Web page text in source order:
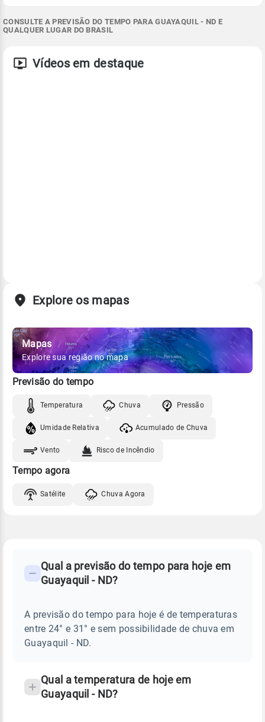
CONSULTE A PREVISÃO DO TEMPO PARA GUAYAQUIL - ND E
QUALQUER LUGAR DO BRASIL
Vídeos em destaque
Explore os mapas
Mapas
Explore sua região no mapa
Previsão do tempo
Temperatura Chuva Pressão
Umidade Relativa Acumulado de Chuva
Vento Risco de Incêndio
Tempo agora
Satélite Chuva Agora
TEMPO
GUAYAQUIL
Perguntas
sobre
chuva
Qual a previsão do tempo para hoje em
Guayaquil - ND?
A previsão do tempo para hoje é de temperaturas
entre 24° e 31° e sem possibilidade de chuva em
Guayaquil - ND.
Qual a temperatura de hoje em
Guayaquil - ND?